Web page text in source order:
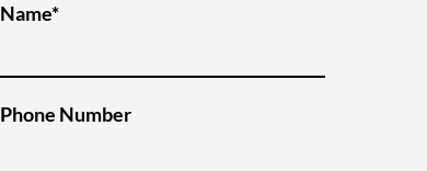
Name*
Phone Number